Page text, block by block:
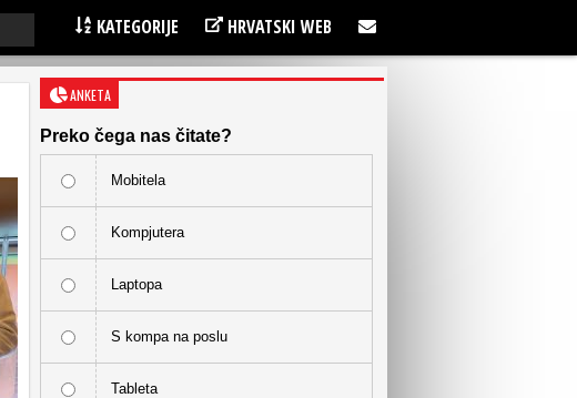
KATEGORIJE HRVATSKI WEB
ANKETA
Preko čega nas čitate?
Mobitela
Kompjutera
Laptopa
S kompa na poslu
Tableta